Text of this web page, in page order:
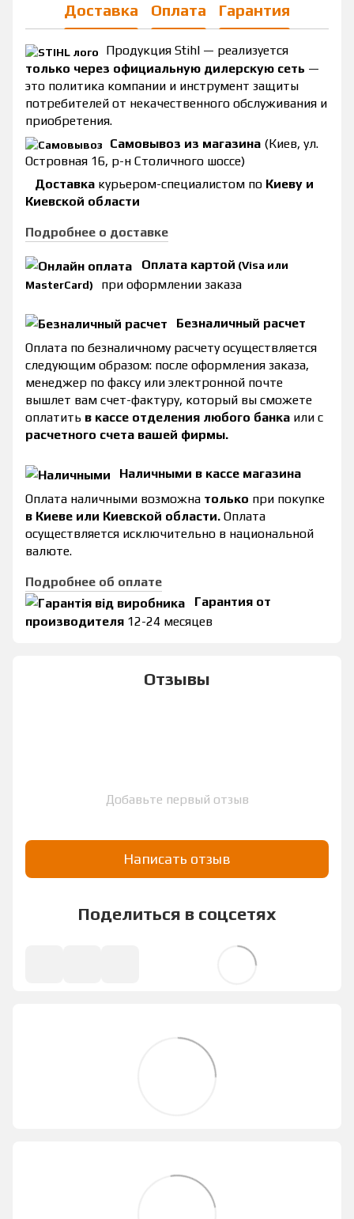
Доставка Оплата Гарантия
Продукция Stihl — реализуется
только через официальную дилерскую сеть —
это политика компании и инструмент защиты
потребителей от некачественного обслуживания и
приобретения.
Самовывоз из магазина (Киев, ул.
Островная 16, р-н Столичного шоссе)
Доставка курьером-специалистом по Киеву и
Киевской области
Подробнее о доставке
Оплата картой (Visa или
MasterCard)
при оформлении заказа
Безналичный расчет
Оплата по безналичному расчету осуществляется
следующим образом: после оформления заказа,
менеджер по факсу или электронной почте
вышлет вам счет-фактуру, который вы сможете
оплатить в кассе отделения любого банка или с
расчетного счета вашей фирмы.
Наличными в кассе магазина
Оплата наличными возможна только при покупке
в Киеве или Киевской области. Оплата
осуществляется исключительно в национальной
валюте.
Подробнее об оплате
Гарантия от
производителя 12-24 месяцев
Отзывы
Добавьте первый отзыв
Написать отзыв
Поделиться в соцсетях